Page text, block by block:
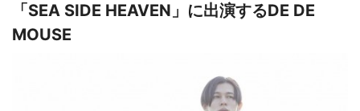
「SEA SIDE HEAVEN」に出演するDE DE
MOUSE